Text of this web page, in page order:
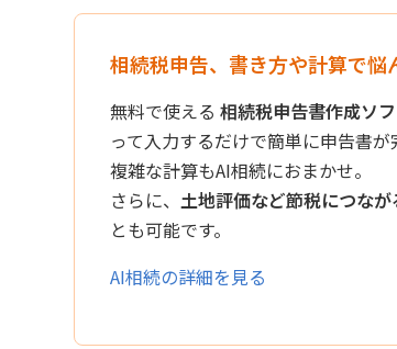
相続税申告、書き方や計算で悩
無料で使える相続税申告書作成ソフ
って入力するだけで簡単に申告書が
複雑な計算もAI相続におまかせ。
さらに、土地評価など節税につな
とも可能です。
AI相続の詳細を見る